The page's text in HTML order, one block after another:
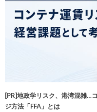
[PR]地政学リスク、港湾混雑…
ジ方法「FFA」とは